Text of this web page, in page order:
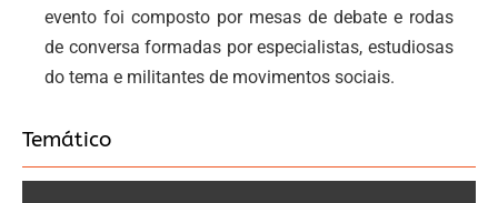
evento foi composto por mesas de debate e rodas
de conversa formadas por especialistas, estudiosas
do tema e militantes de movimentos sociais.
Temático